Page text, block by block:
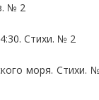
№ 2
Стихи. № 2
моря. Стихи.